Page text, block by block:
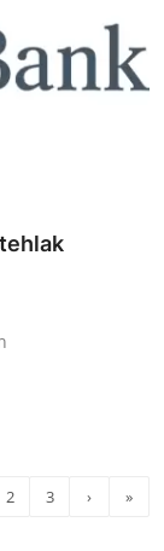
2 3 › »